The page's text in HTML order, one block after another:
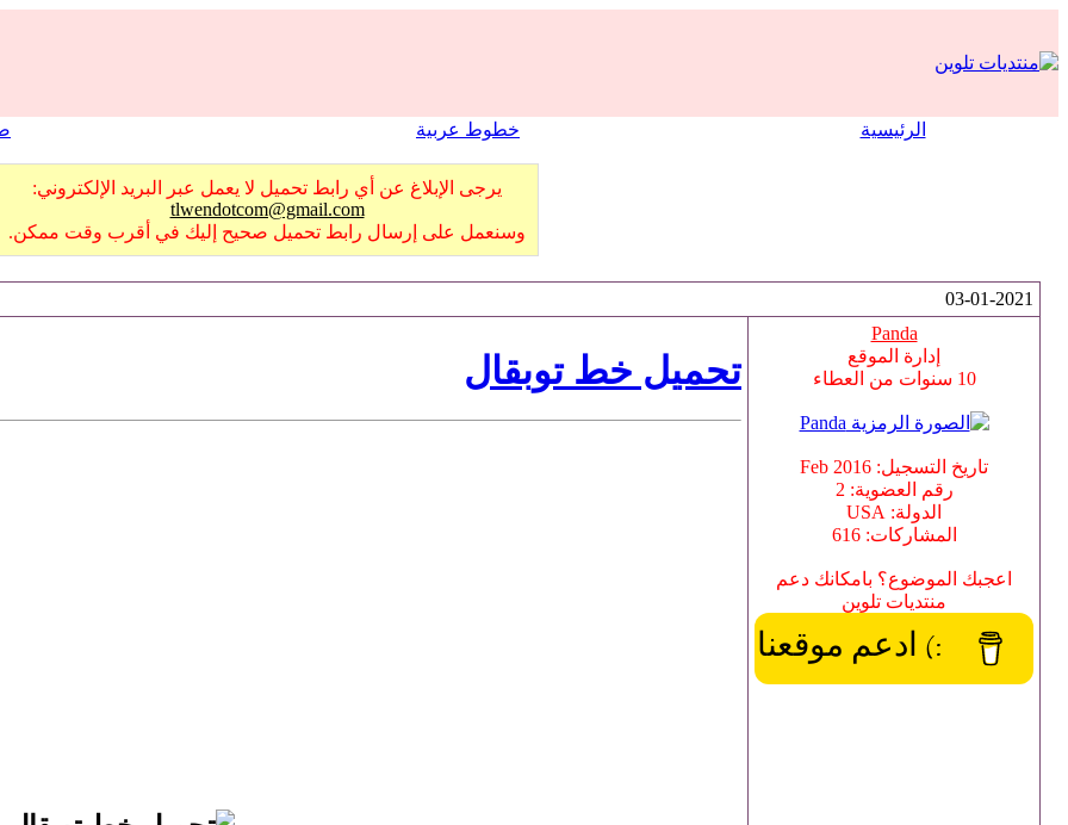
الرئيسية خطوط عربية
يرجى الإبلاغ عن أي رابط تحميل لا يعمل عبر البريد الإلكتروني:
tlwendotcom@gmail.com
وسنعمل على إرسال رابط تحميل صحيح إليك في أقرب وقت ممكن.
03-01-2021
Panda
إدارة الموقع
10 سنوات من العطاء
تاريخ التسجيل: Feb 2016
رقم العضوية: 2
الدولة: USA
المشاركات: 616
اعجبك الموضوع؟ بامكانك دعم
منتديات تلوين
:) ادعم موقعنا
تحميل خط توبقال